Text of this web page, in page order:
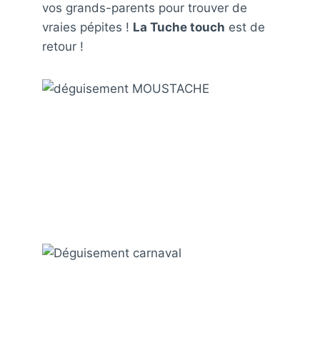
vos grands-parents pour trouver de
vraies pépites ! La Tuche touch est de
retour !